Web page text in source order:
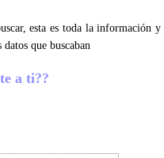
esta es toda la información y
que buscaban
a ti??